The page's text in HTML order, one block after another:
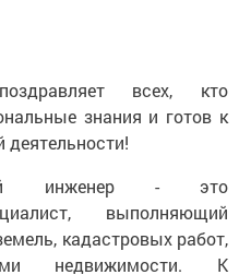
всех, кто
знания и готов к
инженер - это
выполняющий
кадастровых работ,
недвижимости. К